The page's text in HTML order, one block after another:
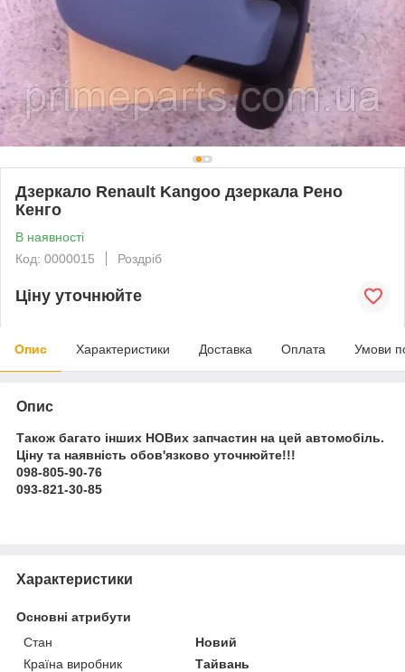
Дзеркало Renault Kangoo дзеркала Рено
Кенго
В наявності
Код: 0000015
Роздріб
Ціну уточнюйте
Опис Характеристики Доставка Оплата Умови
Опис
Також багато інших НОВих запчастин на цей автомобіль.
Ціну та наявність обов'язково уточнюйте!!!
098-805-90-76
093-821-30-85
Характеристики
Основні атрибути
Стан
Новий
Країна виробник
Тайвань